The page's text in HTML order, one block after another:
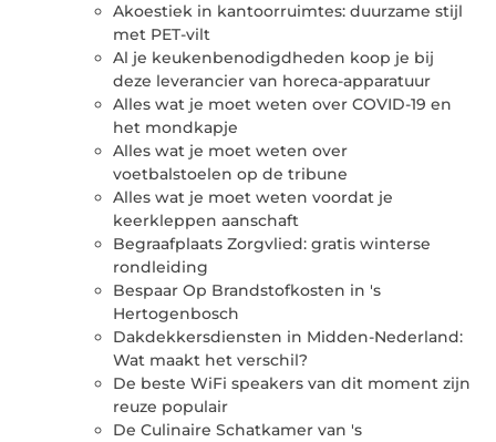
Akoestiek in kantoorruimtes: duurzame stijl
met PET-vilt
Al je keukenbenodigdheden koop je bij
deze leverancier van horeca-apparatuur
Alles wat je moet weten over COVID-19 en
het mondkapje
Alles wat je moet weten over
voetbalstoelen op de tribune
Alles wat je moet weten voordat je
keerkleppen aanschaft
Begraafplaats Zorgvlied: gratis winterse
rondleiding
Bespaar Op Brandstofkosten in 's
Hertogenbosch
Dakdekkersdiensten in Midden-Nederland:
Wat maakt het verschil?
De beste WiFi speakers van dit moment zijn
reuze populair
De Culinaire Schatkamer van 's